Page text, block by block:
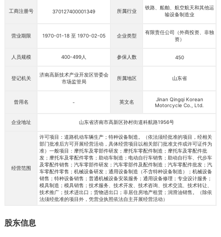
工商注册号 370127400001349 所属行业
铁路、船舶、航空航天和其他运
输设备制造业
营业期限 1970-01-18 至 1970-02-05 企业类型
有限责任公司（外商投资、非独
资）
人员规模 400-499人 参保人数 450
登记机关
济南高新技术产业开发区管委会
市场监管局
所属地区 山东省
曾用名 - 英文名
Jinan Qingqi Korean
Motorcycle Co., Ltd.
企业地址 山东省济南市高新区孙村街道科航路1956号
经营范围
许可项目：道路机动车辆生产；特种设备制造。（依法须经批准的项目，经相关
部门批准后方可开展经营活动，具体经营项目以相关部门批准文件或许可证件为
准）一般项目：摩托车及零部件研发；摩托车零配件制造；摩托车及零配件批
发；摩托车及零配件零售；助动车制造；电动自行车销售；助动自行车、代步车
及零配件销售；汽车零部件研发；汽车零部件及配件制造；汽车零配件批发；汽
车零配件零售；机械设备研发；通用设备制造（不含特种设备制造）；机械设备
销售；特种设备销售；普通机械设备安装服务；通用设备修理；专业设计服务；
模具制造；模具销售；技术服务、技术开发、技术咨询、技术交流、技术转让、
技术推广；技术进出口；货物进出口；非居住房地产租赁；润滑油销售。（除依
法须经批准的项目外，凭营业执照依法自主开展经营活动）
股东信息